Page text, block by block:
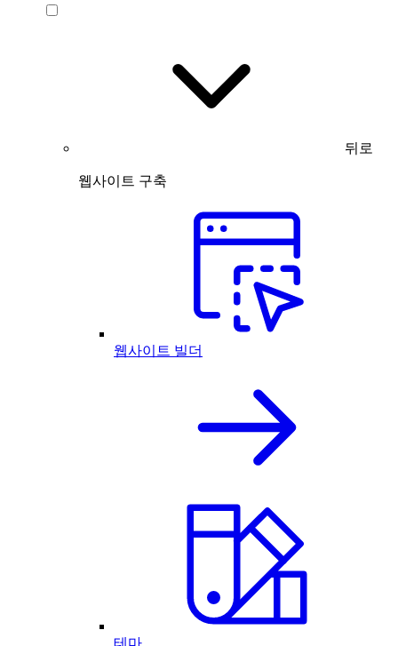
뒤로
웹사이트 구축
웹사이트 빌더
테마